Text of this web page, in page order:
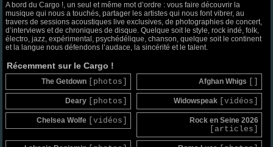
A bord du Cargo !, un seul et même mot d’ordre : vous faire découvrir la
musique qui nous a touchés, partager les artistes qui nous font vibrer, au
travers de sessions acoustiques live exclusives, de photographies de concert,
d’interviews et de chroniques de disque. Quelque soit le style, rock indé, folk,
électro, jazz, expérimental, psychédélique, chanson, quelque soit le continent
et la langue nous défendons l’audace, la sincérité et le talent.
Récemment sur le Cargo !
The Getdown [photos] Afghan Whigs
Deary [photos] Widowspeak [vidéos]
Chelsea Wolfe [vidéos] Rock en Seine 2026
[articles]